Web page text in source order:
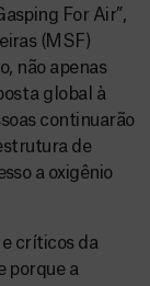
For Air”,
(MSF)
não apenas
global à
continuarão
de
a oxigênio
críticos da
porque a